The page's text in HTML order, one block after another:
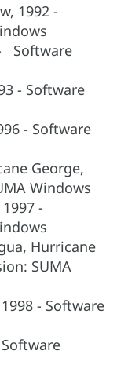
1992 -
Software
- Software
- Software
George,
Windows
-
Hurricane
SUMA
- Software